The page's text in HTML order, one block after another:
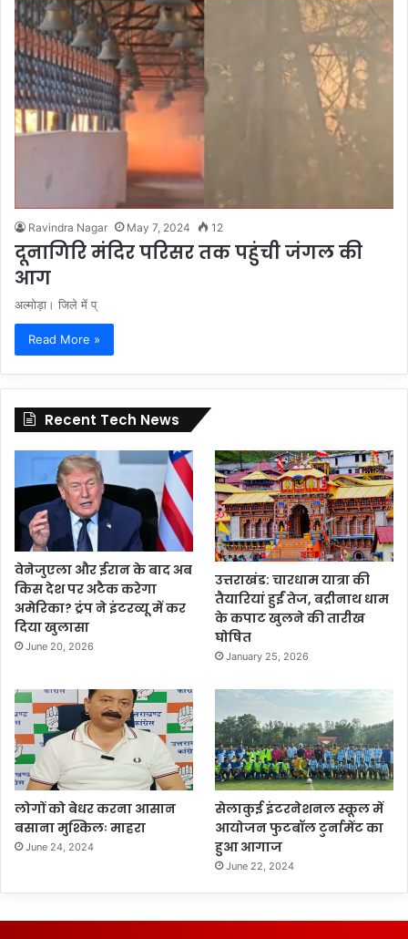
Ravindra Nagar May 7, 2024 12
दूनागिरि मंदिर परिसर तक पहुंची जंगल की
आग
अल्मोड़ा। जिले में प्
Read More »
Recent Tech News
वेनेजुएला और ईरान के बाद अब
किस देश पर अटैक करेगा
अमेरिका? ट्रंप ने इंटरव्यू में कर
दिया खुलासा
June 20, 2026
उत्तराखंड: चारधाम यात्रा की
तैयारियां हुईं तेज, बद्रीनाथ धाम
के कपाट खुलने की तारीख
घोषित
January 25, 2026
लोगों को बेधर करना आसान
बसाना मुश्किलः माहरा
June 24, 2024
सेलाकुई इंटरनेशनल स्कूल में
आयोजन फुटबॉल टुर्नामेंट का
हुआ आगाज
June 22, 2024